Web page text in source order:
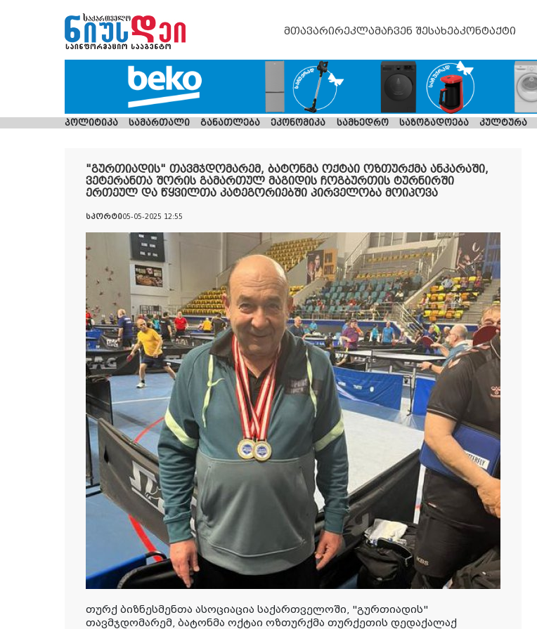
მთავარირეკლამაჩვენ შესახებკონტაქტი
პოლიტიკა სამართალი განათლება ეკონომიკა სამხედრო საზოგადოება კულტურა
"გურთიადის" თავმჯდომარემ, ბატონმა ოქტაი ოზთურქმა ანკარაში,
ვეტერანთა შორის გამართულ მაგიდის ჩოგბურთის ტურნირში
ერთეულ და წყვილთა კატეგორიებში პირველობა მოიპოვა
სპორტი05-05-2025 12:55
თურქ ბიზნესმენთა ასოციაცია საქართველოში, "გურთიადის"
თავმჯდომარემ, ბატონმა ოქტაი ოზთურქმა თურქეთის დედაქალაქ